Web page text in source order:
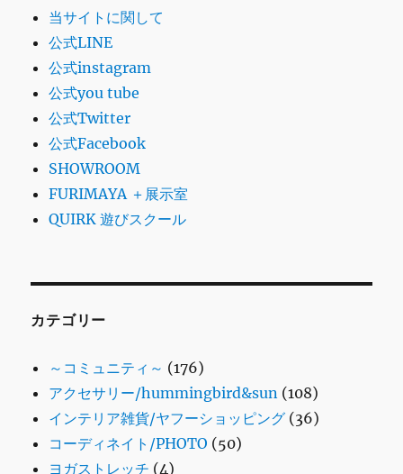
当サイトに関して
公式LINE
公式instagram
公式you tube
公式Twitter
公式Facebook
SHOWROOM
FURIMAYA ＋展示室
QUIRK 遊びスクール
カテゴリー
～コミュニティ～ (176)
アクセサリー/hummingbird&sun (108)
インテリア雑貨/ヤフーショッピング (36)
コーディネイト/PHOTO (50)
ヨガストレッチ (4)